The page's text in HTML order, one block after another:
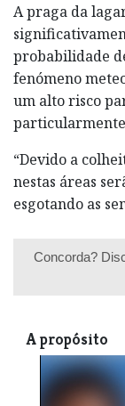
A praga da
probabilidade
fenómeno
um alto risco
particularmente
“Devido a
nestas áreas
esgotando as
Concorda?
A propósito